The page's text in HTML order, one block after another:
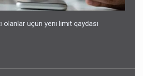
olanlar üçün yeni limit qaydası